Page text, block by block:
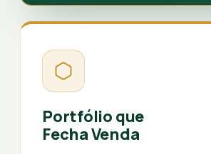
Portfólio que
Fecha Venda